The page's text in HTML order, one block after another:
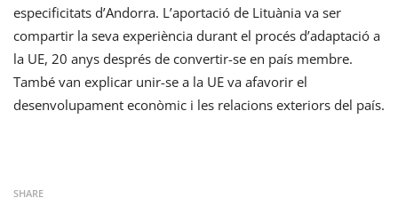
especificitats d’Andorra. L’aportació de Lituània va ser
compartir la seva experiència durant el procés d’adaptació a
la UE, 20 anys després de convertir-se en país membre.
També van explicar unir-se a la UE va afavorir el
desenvolupament econòmic i les relacions exteriors del país.
SHARE